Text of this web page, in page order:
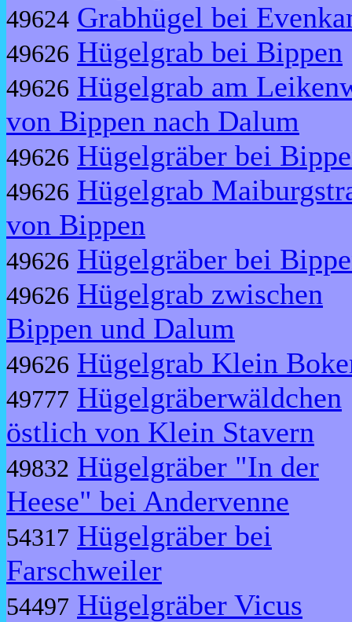
49624 Grabhügel bei
49626 Hügelgrab bei Bippen
49626 Hügelgrab am
von Bippen nach Dalum
49626 Hügelgräber bei
49626 Hügelgrab
von Bippen
49626 Hügelgräber bei
49626 Hügelgrab zwischen
Bippen und Dalum
49626 Hügelgrab Klein
49777 Hügelgräberwäldchen
östlich von Klein Stavern
49832 Hügelgräber "In der
Heese" bei Andervenne
54317 Hügelgräber bei
Farschweiler
54497 Hügelgräber Vicus